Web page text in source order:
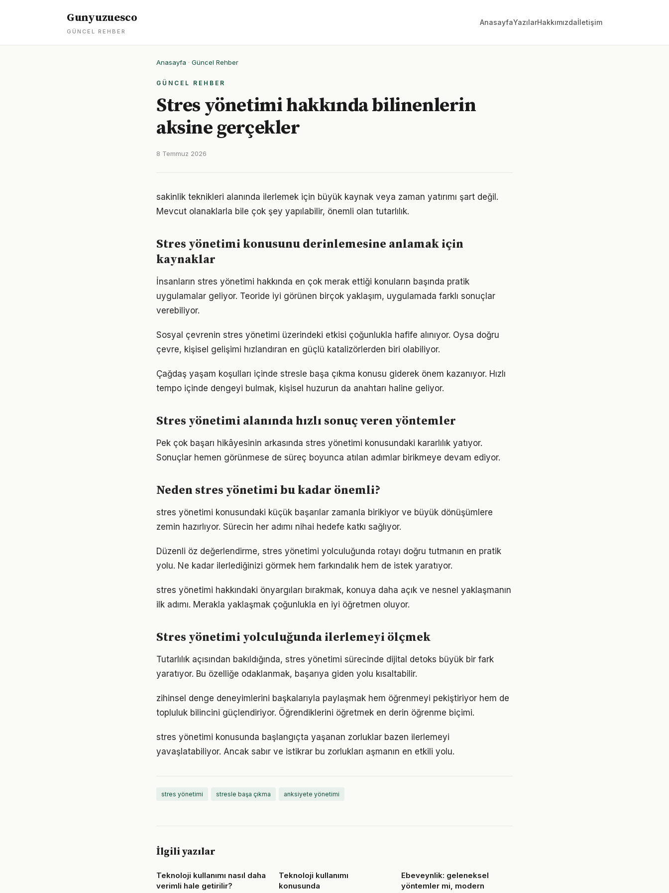
Gunyuzuesco
GÜNCEL REHBER
AnasayfaYazılarHakkımızdaİletişim
Anasayfa · Güncel Rehber
GÜNCEL REHBER
Stres yönetimi hakkında bilinenlerin
aksine gerçekler
8 Temmuz 2026
sakinlik teknikleri alanında ilerlemek için büyük kaynak veya zaman yatırımı şart değil.
Mevcut olanaklarla bile çok şey yapılabilir, önemli olan tutarlılık.
Stres yönetimi konusunu derinlemesine anlamak için
kaynaklar
İnsanların stres yönetimi hakkında en çok merak ettiği konuların başında pratik
uygulamalar geliyor. Teoride iyi görünen birçok yaklaşım, uygulamada farklı sonuçlar
verebiliyor.
Sosyal çevrenin stres yönetimi üzerindeki etkisi çoğunlukla hafife alınıyor. Oysa doğru
çevre, kişisel gelişimi hızlandıran en güçlü katalizörlerden biri olabiliyor.
Çağdaş yaşam koşulları içinde stresle başa çıkma konusu giderek önem kazanıyor. Hızlı
tempo içinde dengeyi bulmak, kişisel huzurun da anahtarı haline geliyor.
Stres yönetimi alanında hızlı sonuç veren yöntemler
Pek çok başarı hikâyesinin arkasında stres yönetimi konusundaki kararlılık yatıyor.
Sonuçlar hemen görünmese de süreç boyunca atılan adımlar birikmeye devam ediyor.
Neden stres yönetimi bu kadar önemli?
stres yönetimi konusundaki küçük başarılar zamanla birikiyor ve büyük dönüşümlere
zemin hazırlıyor. Sürecin her adımı nihai hedefe katkı sağlıyor.
Düzenli öz değerlendirme, stres yönetimi yolculuğunda rotayı doğru tutmanın en pratik
yolu. Ne kadar ilerlediğinizi görmek hem farkındalık hem de istek yaratıyor.
stres yönetimi hakkındaki önyargıları bırakmak, konuya daha açık ve nesnel yaklaşmanın
ilk adımı. Merakla yaklaşmak çoğunlukla en iyi öğretmen oluyor.
Stres yönetimi yolculuğunda ilerlemeyi ölçmek
Tutarlılık açısından bakıldığında, stres yönetimi sürecinde dijital detoks büyük bir fark
yaratıyor. Bu özelliğe odaklanmak, başarıya giden yolu kısaltabilir.
zihinsel denge deneyimlerini başkalarıyla paylaşmak hem öğrenmeyi pekiştiriyor hem de
topluluk bilincini güçlendiriyor. Öğrendiklerini öğretmek en derin öğrenme biçimi.
stres yönetimi konusunda başlangıçta yaşanan zorluklar bazen ilerlemeyi
yavaşlatabiliyor. Ancak sabır ve istikrar bu zorlukları aşmanın en etkili yolu.
stres yönetimi stresle başa çıkma anksiyete yönetimi
İlgili yazılar
Teknoloji kullanımı nasıl daha
verimli hale getirilir?
Teknoloji kullanımı
konusunda
Ebeveynlik: geleneksel
yöntemler mi, modern